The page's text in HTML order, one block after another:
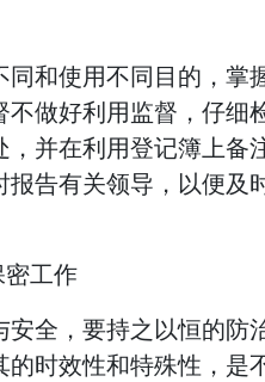
和使用不同目的，掌
做好利用监督，仔细
并在利用登记簿上备
告有关领导，以便及
工作
全，要持之以恒的防
时效性和特殊性，是